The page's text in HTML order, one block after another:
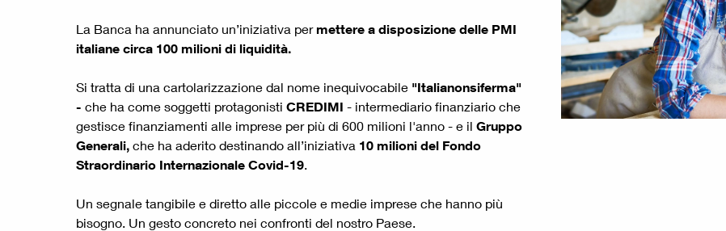
La Banca ha annunciato un’iniziativa permettere a disposizione delle PMI
italiane circa 100 milioni di liquidità.
Si tratta di una cartolarizzazione dal nome inequivocabile "Italianonsiferma"
- che ha come soggetti protagonisti CREDIMI - intermediario finanziario che
gestisce finanziamenti alle imprese per più di 600 milioni l'anno - e il Gruppo
Generali, che ha aderito destinando all’iniziativa 10 milioni del Fondo
Straordinario Internazionale Covid-19.
Un segnale tangibile e diretto alle piccole e medie imprese che hanno più
bisogno. Un gesto concreto nei confronti del nostro Paese.